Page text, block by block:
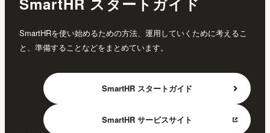
SmartHRを使い始めるための方法、運用していくために考えるこ
と、準備することなどをまとめています。
SmartHR スタートガイド
SmartHR サービスサイト